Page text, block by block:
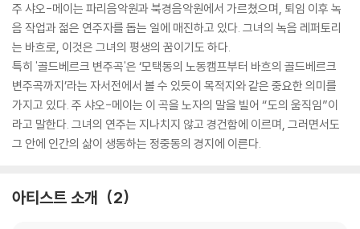
주 샤오-메이는 파리음악원과 북경음악원에서 가르쳤으며, 퇴임 이후 녹
음 작업과 젊은 연주자를 돕는 일에 매진하고 있다. 그녀의 녹음 레퍼토리
는 바흐로, 이것은 그녀의 평생의 꿈이기도 하다.
특히 '골드베르크 변주곡'은 ‘모택동의 노동캠프부터 바흐의 골드베르크
변주곡까지’라는 자서전에서 볼 수 있듯이 목적지와 같은 중요한 의미를
가지고 있다. 주 샤오-메이는 이 곡을 노자의 말을 빌어 “도의 움직임”이
라고 말한다. 그녀의 연주는 지나치지 않고 경건함에 이르며, 그러면서도
그 안에 인간의 삶이 생동하는 정중동의 경지에 이른다.
아티스트 소개 2